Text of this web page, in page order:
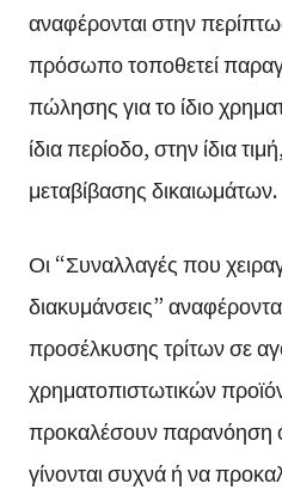
αναφέρονται στην
πρόσωπο τοποθετεί
πώλησης για το ίδιο
ίδια περίοδο, στην ίδια
μεταβίβασης δικαιωμάτων.
Οι “Συναλλαγές που
διακυμάνσεις”
προσέλκυσης τρίτων σε
χρηματοπιστωτικών
προκαλέσουν παρανόηση
γίνονται συχνά ή να